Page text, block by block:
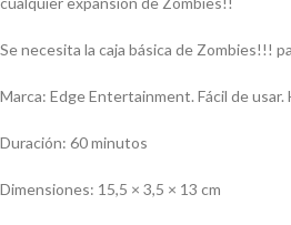
Se necesita la caja básica de Zombies!!!
Marca: Edge Entertainment. Fácil de usar.
Duración: 60 minutos
Dimensiones: 15,5 × 3,5 × 13 cm